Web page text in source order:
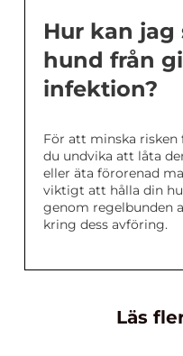
Hur kan
hund från
infektion?
För att minska
du undvika att låta
eller äta förorenad
viktigt att hålla din
genom regelbunden
kring dess avföring.
Läs